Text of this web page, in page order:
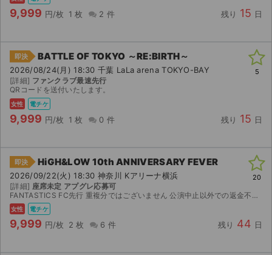
9,999 円/枚 1 枚 2 件 残り 15 日
即決 BATTLE OF TOKYO ～RE:BIRTH～
2026/08/24(月) 18:30 千葉 LaLa arena TOKYO-BAY
[詳細] ファンクラブ最速先行
QRコードを送付いたします。
女性 電チケ
9,999 円/枚 1 枚 0 件 残り 15 日
5
即決 HiGH&LOW 10th ANNIVERSARY FEVER
2026/09/22(火) 18:30 神奈川 Kアリーナ横浜
[詳細] 座席未定 アプグレ応募可
FANTASTICS FC先行 重複分ではございません 公演中止以外での返金不可 アプグレ応募可(当選後に専用出品にて上乗せ分いただきます)
女性 電チケ
9,999 円/枚 2 枚 6 件 残り 44 日
20